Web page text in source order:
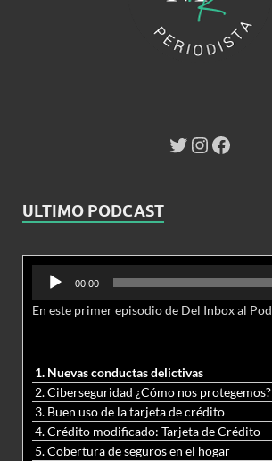
ULTIMO PODCAST
Reproductor
audio
00:00
1. Nuevas conductas delictivas
2. Ciberseguridad ¿Cómo nos protegemos?
3. Buen uso de la tarjeta de crédito
4. Crédito modificado: Tarjeta de Crédito
5. Cobertura de seguros en el hogar